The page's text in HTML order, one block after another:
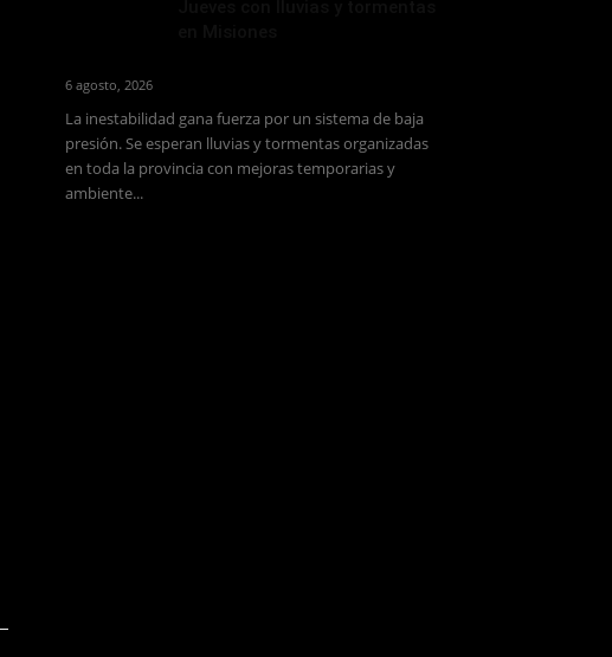
6 agosto, 2026
La inestabilidad gana fuerza por un sistema de baja
presión. Se esperan lluvias y tormentas organizadas
en toda la provincia con mejoras temporarias y
ambiente...